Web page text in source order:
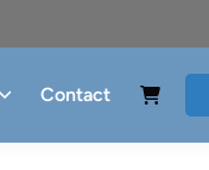
Contact